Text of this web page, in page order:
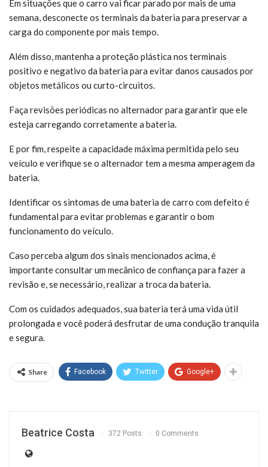
Em situações que o carro vai ficar parado por mais de uma
semana, desconecte os terminais da bateria para preservar a
carga do componente por mais tempo.
Além disso, mantenha a proteção plástica nos terminais
positivo e negativo da bateria para evitar danos causados por
objetos metálicos ou curto-circuitos.
Faça revisões periódicas no alternador para garantir que ele
esteja carregando corretamente a bateria.
E por fim, respeite a capacidade máxima permitida pelo seu
veículo e verifique se o alternador tem a mesma amperagem da
bateria.
Identificar os sintomas de uma bateria de carro com defeito é
fundamental para evitar problemas e garantir o bom
funcionamento do veículo.
Caso perceba algum dos sinais mencionados acima, é
importante consultar um mecânico de confiança para fazer a
revisão e, se necessário, realizar a troca da bateria.
Com os cuidados adequados, sua bateria terá uma vida útil
prolongada e você poderá desfrutar de uma condução tranquila
e segura.
Share Facebook Twitter Google+
Beatrice Costa 372 Posts 0 Comments